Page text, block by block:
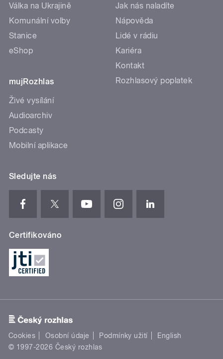
Válka na Ukrajině
Komunální volby
Stanice
eShop
mujRozhlas
Živé vysílání
Audioarchiv
Podcasty
Mobilní aplikace
Jak nás naladíte
Nápověda
Lidé v rádiu
Kariéra
Kontakt
Rozhlasový poplatek
Sledujte nás
Certifikováno
Cookies Osobní údaje Podmínky užití
English
© 1997-2026 Český rozhlas